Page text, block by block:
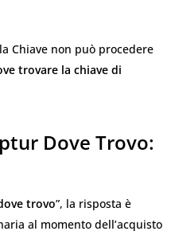
Chiave non può procedere
trovare la chiave di
Dove Trovo:
trovo”, la risposta è
al momento dell’acquisto